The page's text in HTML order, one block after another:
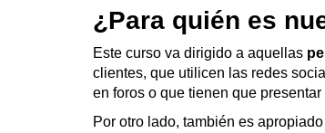
sorprender a su público, es
¿Qué vas a
historias?
Competencias desarrolladas: